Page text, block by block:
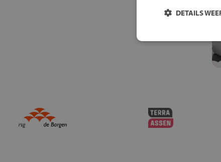
DETAILS